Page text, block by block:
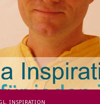
INSPIRATION